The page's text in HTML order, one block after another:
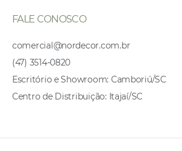
FALE CONOSCO
comercial@nordecor.com.br
(47) 3514-0820
Escritório e Showroom: Camboriú/SC
Centro de Distribuição: Itajaí/SC